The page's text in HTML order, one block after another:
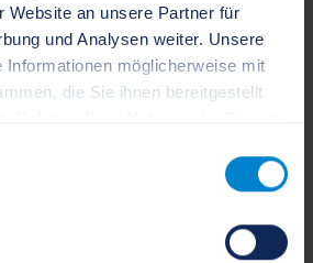
Website an unsere Partner für
und Analysen weiter. Unsere
Informationen möglicherweise mit
die Sie ihnen bereitgestellt
für die
Entsorgung von
mbH